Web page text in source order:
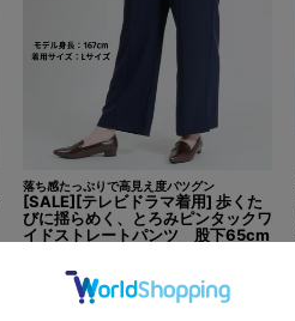
落ち感たっぷりで高見え度バツグン
[SALE][テレビドラマ着用] 歩くた
びに揺らめく、とろみピンタックワ
イドストレートパンツ 股下65cm
¥6,500
5,850 税込